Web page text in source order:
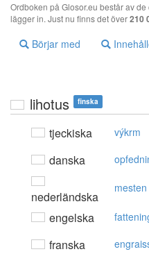
Ordboken på Glosor.eu består av
lägger in. Just nu finns det över210
Börjar med
lihotus finska
tjeckiska výkrm
danska
nederländska
mesten
engelska
franska